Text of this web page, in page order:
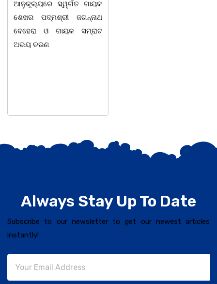
ସ୍ୱର୍ଗତ ଗାୟକ
ପଦ୍ମଶ୍ରୀ ଜଗନ୍ନାଥ
ଓ ଗାୟକ ସମ୍ରାଟ
ବର୍ଷ ବୟସରେ ହୃଦ୍ଘାତରେ
ପରଲୋକ ଗମନ କରିଛନ୍ତି ।
Always Stay Up To Date
Subscribe to our newsletter to get our newest articles
instantly!